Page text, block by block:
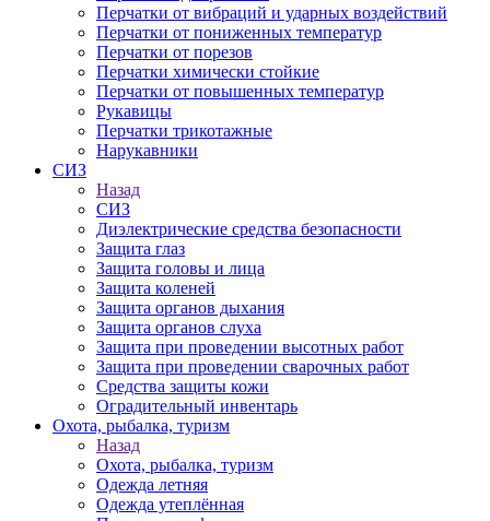
Перчатки от вибраций и ударных воздействий
Перчатки от пониженных температур
Перчатки от порезов
Перчатки химически стойкие
Перчатки от повышенных температур
Рукавицы
Перчатки трикотажные
Нарукавники
СИЗ
Назад
СИЗ
Диэлектрические средства безопасности
Защита глаз
Защита головы и лица
Защита коленей
Защита органов дыхания
Защита органов слуха
Защита при проведении высотных работ
Защита при проведении сварочных работ
Средства защиты кожи
Оградительный инвентарь
Охота, рыбалка, туризм
Назад
Охота, рыбалка, туризм
Одежда летняя
Одежда утеплённая